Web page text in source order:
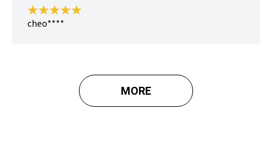
★★★★★
cheo****
MORE